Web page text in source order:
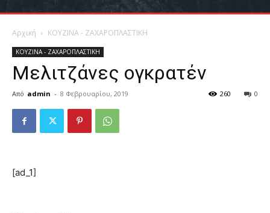
Αρχική ΚΟΥΖΙΝΑ - ΖΑΧΑΡΟΠΛΑΣΤΙΚΗ
ΚΟΥΖΙΝΑ - ΖΑΧΑΡΟΠΛΑΣΤΙΚΗ
Μελιτζάνες ογκρατέν
Από admin - 8 Φεβρουαρίου, 2019 0
260
[ad_1]